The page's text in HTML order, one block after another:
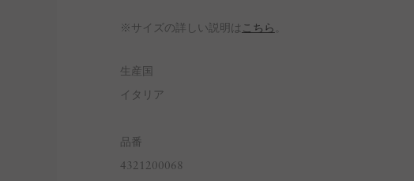
※サイズの詳しい説明は こちら
生産国
イタリア
品番
4321200068